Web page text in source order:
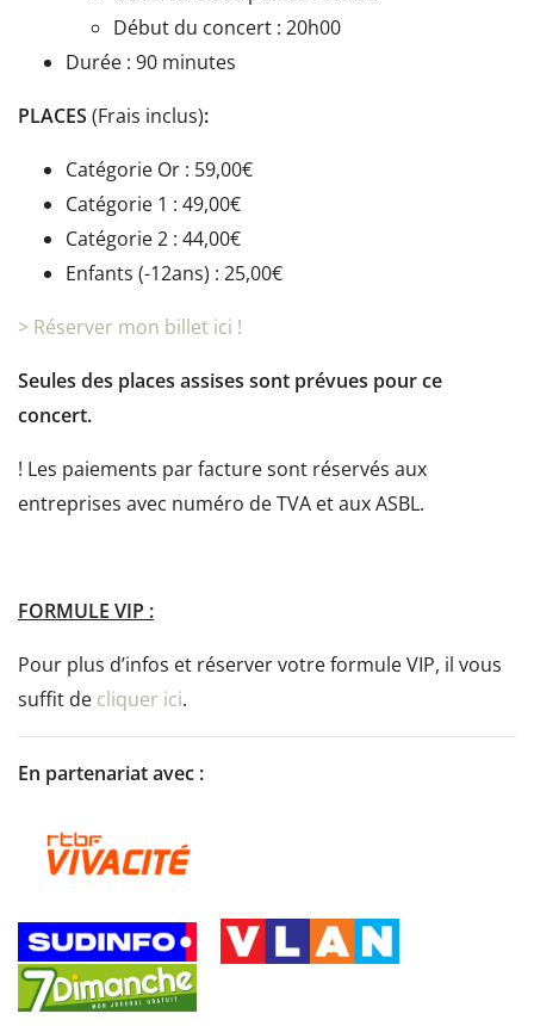
Début du concert : 20h00
Durée : 90 minutes
PLACES (Frais inclus):
Catégorie Or : 59,00€
Catégorie 1 : 49,00€
Catégorie 2 : 44,00€
Enfants (-12ans) : 25,00€
> Réserver mon billet ici !
Seules des places assises sont prévues pour ce
concert.
! Les paiements par facture sont réservés aux
entreprises avec numéro de TVA et aux ASBL.
FORMULE VIP :
Pour plus d’infos et réserver votre formule VIP, il vous
suffit de cliquer ici.
En partenariat avec :